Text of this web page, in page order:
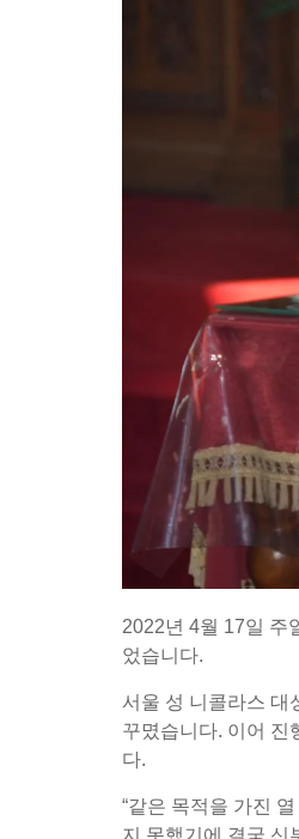
2022년 4월 17일 주
었습니다.
서울 성 니콜라스 대
꾸몄습니다. 이어 진
다.
“같은 목적을 가진